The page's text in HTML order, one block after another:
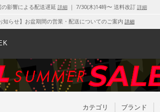
影響による配送遅延 詳細｜ 7/30(木)14時〜 送料改訂 詳細
知らせ】お盆期間の営業・配送についてのご案内 詳細
カテゴリ ブランド